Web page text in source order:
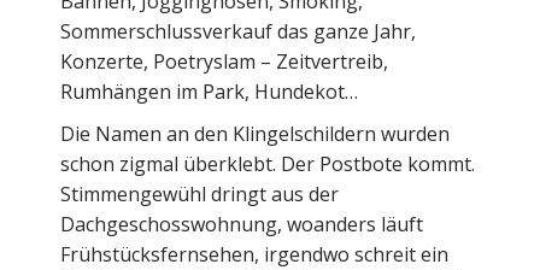
Sommerschlussverkauf das ganze Jahr,
Konzerte, Poetryslam – Zeitvertreib,
Rumhängen im Park, Hundekot…
Die Namen an den Klingelschildern wurden
schon zigmal überklebt. Der Postbote kommt.
Stimmengewühl dringt aus der
Dachgeschosswohnung, woanders läuft
Frühstücksfernsehen, irgendwo schreit ein